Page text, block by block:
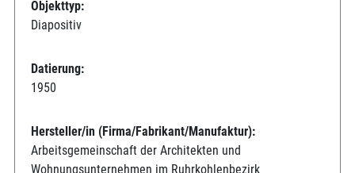
Objekttyp:
Diapositiv
Datierung:
1950
Hersteller/in (Firma/Fabrikant/Manufaktur):
Arbeitsgemeinschaft der Architekten und
Wohnungsunternehmen im Ruhrkohlenbezirk